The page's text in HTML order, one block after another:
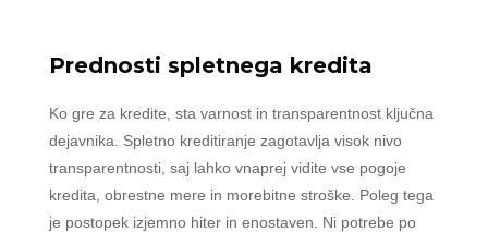
Prednosti spletnega kredita
Ko gre za kredite, sta varnost in transparentnost ključna
dejavnika. Spletno kreditiranje zagotavlja visok nivo
transparentnosti, saj lahko vnaprej vidite vse pogoje
kredita, obrestne mere in morebitne stroške. Poleg tega
je postopek izjemno hiter in enostaven. Ni potrebe po